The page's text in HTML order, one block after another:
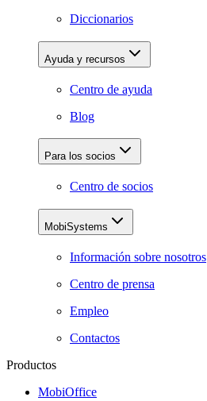
Diccionarios
Ayuda y recursos
Centro de ayuda
Blog
Para los socios
Centro de socios
MobiSystems
Información sobre nosotros
Centro de prensa
Empleo
Contactos
Productos
MobiOffice